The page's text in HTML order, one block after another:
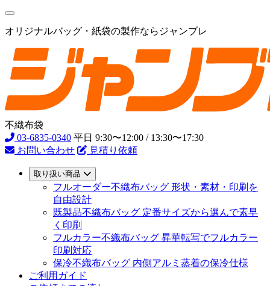
オリジナルバッグ・紙袋の製作ならジャンブレ
不織布袋
03-6835-0340 平日 9:30〜12:00 / 13:30〜17:30
お問い合わせ
見積り依頼
取り扱い商品
フルオーダー不織布バッグ 形状・素材・印刷を
自由設計
既製品不織布バッグ 定番サイズから選んで素早
く印刷
フルカラー不織布バッグ 昇華転写でフルカラー
印刷対応
保冷不織布バッグ 内側アルミ蒸着の保冷仕様
ご利用ガイド